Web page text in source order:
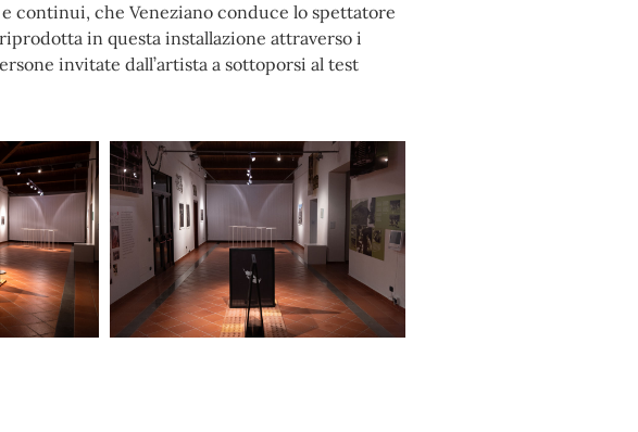
continui, che Veneziano conduce lo spettatore
in questa installazione attraverso i
invitate dall’artista a sottoporsi al test